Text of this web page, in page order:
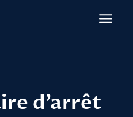
d’arrêt